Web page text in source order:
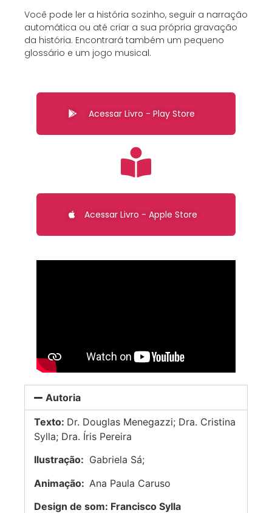
Você pode ler a história sozinho, seguir a narração
automática ou até criar a sua própria gravação
da história. Encontrará também um pequeno
glossário e um jogo musical.
Acessar Livro - Play Store
Acessar Livro - Apple Store
Autoria
Texto: Dr. Douglas Menegazzi; Dra. Cristina
Sylla; Dra. Íris Pereira
Ilustração: Gabriela Sá;
Animação: Ana Paula Caruso
Design de som: Francisco Sylla